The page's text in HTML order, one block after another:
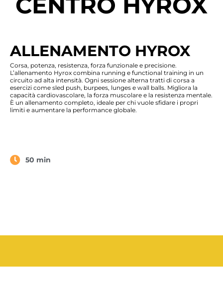
50 min
ALLENAMENTO HYROX
Corsa, potenza, resistenza, forza funzionale e precisione.
L’allenamento Hyrox combina running e functional training in un
circuito ad alta intensità. Ogni sessione alterna tratti di corsa a
esercizi come sled push, burpees, lunges e wall balls. Migliora la
capacità cardiovascolare, la forza muscolare e la resistenza mentale.
È un allenamento completo, ideale per chi vuole sfidare i propri
limiti e aumentare la performance globale.